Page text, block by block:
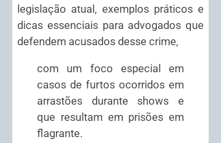
legislação atual, exemplos práticos e
dicas essenciais para advogados que
defendem acusados desse crime,
com um foco especial em
casos de furtos ocorridos em
arrastões durante shows e
que resultam em prisões em
flagrante.